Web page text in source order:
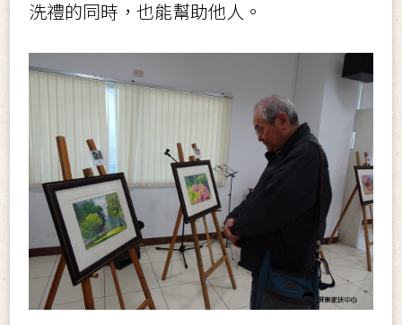
洗禮的同時，也能幫助他人。